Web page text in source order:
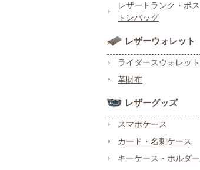
レザートランク・ボス
トンバッグ
レザーウォレット
ライダースウォレット
革財布
レザーグッズ
スマホケース
カード・名刺ケース
キーケース・ホルダー